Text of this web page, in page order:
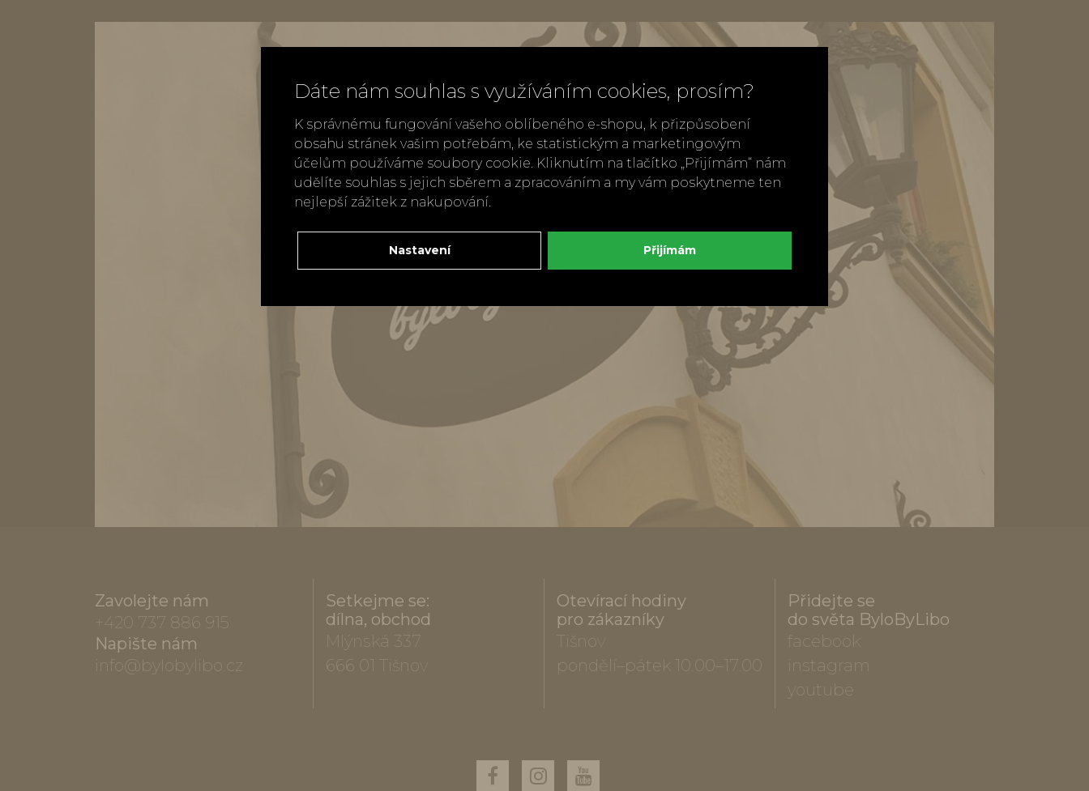
Zavolejte nám
+420 737 886 915
Napište nám
info@bylobylibo.cz
Setkejme se:
dílna, obchod
Mlýnská 337
666 01 Tišnov
Otevírací hodiny
pro zákazníky
Tišnov
pondělí–pátek 10.00–17.00
Přidejte se
do světa ByloByLibo
facebook
instagram
youtube
Dáte nám souhlas s využíváním cookies, prosím?
K správnému fungování vašeho oblíbeného e-shopu, k přizpůsobení
obsahu stránek vašim potřebám, ke statistickým a marketingovým
účelům používáme soubory cookie. Kliknutím na tlačítko „Přijímám“ nám
udělíte souhlas s jejich sběrem a zpracováním a my vám poskytneme ten
nejlepší zážitek z nakupování.
Nastavení Přijímám